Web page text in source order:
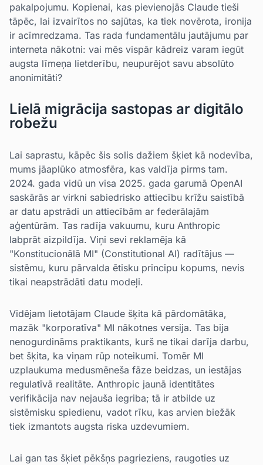
pakalpojumu. Kopienai, kas pievienojās Claude tieši
tāpēc, lai izvairītos no sajūtas, ka tiek novērota, ironija
ir acīmredzama. Tas rada fundamentālu jautājumu par
interneta nākotni: vai mēs vispār kādreiz varam iegūt
augsta līmeņa lietderību, neupurējot savu absolūto
anonimitāti?
Lielā migrācija sastopas ar digitālo
robežu
Lai saprastu, kāpēc šis solis dažiem šķiet kā nodevība,
mums jāaplūko atmosfēra, kas valdīja pirms tam.
2024. gada vidū un visa 2025. gada garumā OpenAI
saskārās ar virkni sabiedrisko attiecību krīžu saistībā
ar datu apstrādi un attiecībām ar federālajām
aģentūrām. Tas radīja vakuumu, kuru Anthropic
labprāt aizpildīja. Viņi sevi reklamēja kā
"Konstitucionālā MI" (Constitutional AI) radītājus —
sistēmu, kuru pārvalda ētisku principu kopums, nevis
tikai neapstrādāti datu modeļi.
Vidējam lietotājam Claude šķita kā pārdomātāka,
mazāk "korporatīva" MI nākotnes versija. Tas bija
nenogurdināms praktikants, kurš ne tikai darīja darbu,
bet šķita, ka viņam rūp noteikumi. Tomēr MI
uzplaukuma medusmēneša fāze beidzas, un iestājas
regulatīvā realitāte. Anthropic jaunā identitātes
verifikācija nav nejauša iegriba; tā ir atbilde uz
sistēmisku spiedienu, vadot rīku, kas arvien biežāk
tiek izmantots augsta riska uzdevumiem.
Lai gan tas šķiet pēkšņs pagrieziens, raugoties uz